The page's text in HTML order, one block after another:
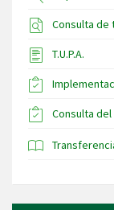
Consulta de
T.U.P.A.
Consulta